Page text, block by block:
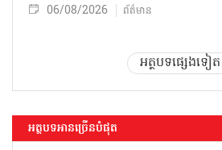
06/08/2026 ព័ត៌មាន
អត្ថបទផ្សេងទៀត
អត្ថបទអានច្រើនបំផុត